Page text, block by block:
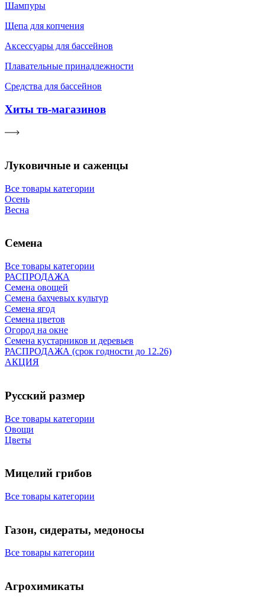
Шампуры
Щепа для копчения
Аксессуары для бассейнов
Плавательные принадлежности
Средства для бассейнов
Хиты тв-магазинов
Луковичные и саженцы
Все товары категории
Осень
Весна
Семена
Все товары категории
РАСПРОДАЖА
Семена овощей
Семена бахчевых культур
Семена ягод
Семена цветов
Огород на окне
Семена кустарников и деревьев
РАСПРОДАЖА (срок годности до 12.26)
АКЦИЯ
Русский размер
Все товары категории
Овощи
Цветы
Мицелий грибов
Все товары категории
Газон, сидераты, медоносы
Все товары категории
Агрохимикаты